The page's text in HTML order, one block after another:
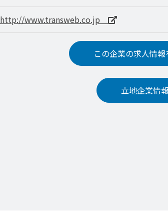
http://www.transweb.co.jp
この企業の求人情報
立地企業情